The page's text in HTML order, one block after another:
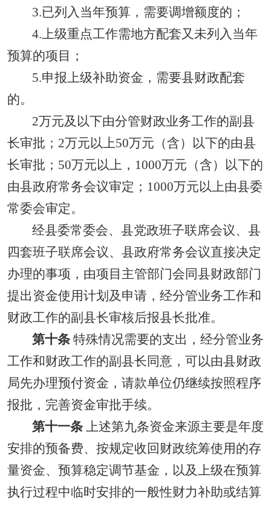
3.已列入当年预算，需要调增额度的；
4.上级重点工作需地方配套又未列入当年
预算的项目；
5.申报上级补助资金，需要县财政配套
的。
2万元及以下由分管财政业务工作的副县
长审批；2万元以上50万元（含）以下的由县
长审批；50万元以上，1000万元（含）以下的
由县政府常务会议审定；1000万元以上由县委
常委会审定。
经县委常委会、县党政班子联席会议、县
四套班子联席会议、县政府常务会议直接决定
办理的事项， 由项目 主管部门会同县财政部门
提出资金使用计划及申请，经分管业务工作和
财政工作的副县长审核后报县长批准。
第十条特殊情况需要的支出，经分管业务
工作和财政工作的副县长同意，可以由县财政
局先办理预付资金，请款单位仍继续按照程序
报批，完善资金审批手续。
第十一条上述第九条资金来源主要是年度
安排的预备费、按规定收回财政统筹使用的存
量资金、预算稳定调节基金，以及上级在预算
执行过程中临时安排的一般性财力补助或结算